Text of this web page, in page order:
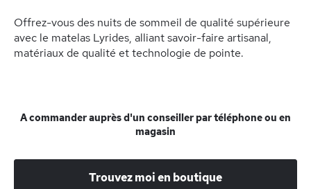
Offrez-vous des nuits de sommeil de qualité supérieure
avec le matelas Lyrides, alliant savoir-faire artisanal,
matériaux de qualité et technologie de pointe.
A commander auprès d'un conseiller par téléphone ou en
magasin
Trouvez moi en boutique